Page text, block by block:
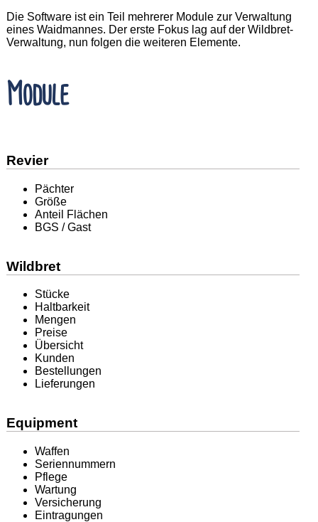
Die Software ist ein Teil mehrerer Module zur Verwaltung
eines Waidmannes. Der erste Fokus lag auf der Wildbret-
Verwaltung, nun folgen die weiteren Elemente.
Module
Revier
Pächter
Größe
Anteil Flächen
BGS / Gast
Wildbret
Stücke
Haltbarkeit
Mengen
Preise
Übersicht
Kunden
Bestellungen
Lieferungen
Equipment
Waffen
Seriennummern
Pflege
Wartung
Versicherung
Eintragungen